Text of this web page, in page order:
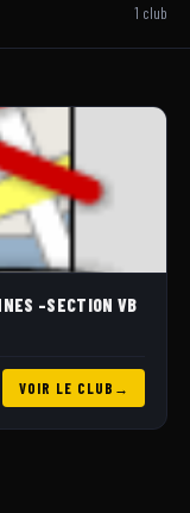
1 club
-SECTION VB
VOIR LE CLUB